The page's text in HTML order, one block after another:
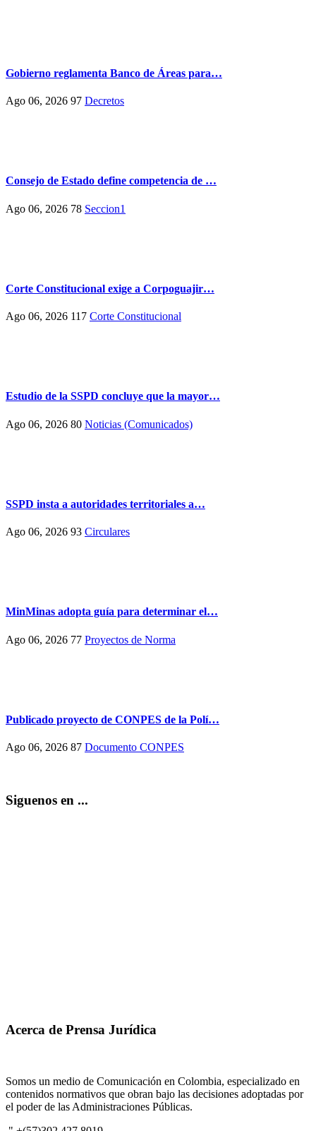
Gobierno reglamenta Banco de Áreas para…
Ago 06, 2026 97 Decretos
Consejo de Estado define competencia de …
Ago 06, 2026 78 Seccion1
Corte Constitucional exige a Corpoguajir…
Ago 06, 2026 117 Corte Constitucional
Estudio de la SSPD concluye que la mayor…
Ago 06, 2026 80 Noticias (Comunicados)
SSPD insta a autoridades territoriales a…
Ago 06, 2026 93 Circulares
MinMinas adopta guía para determinar el…
Ago 06, 2026 77 Proyectos de Norma
Publicado proyecto de CONPES de la Polí…
Ago 06, 2026 87 Documento CONPES
Siguenos en ...
Acerca de Prensa Jurídica
Somos un medio de Comunicación en Colombia, especializado en
contenidos normativos que obran bajo las decisiones adoptadas por
el poder de las Administraciones Públicas.